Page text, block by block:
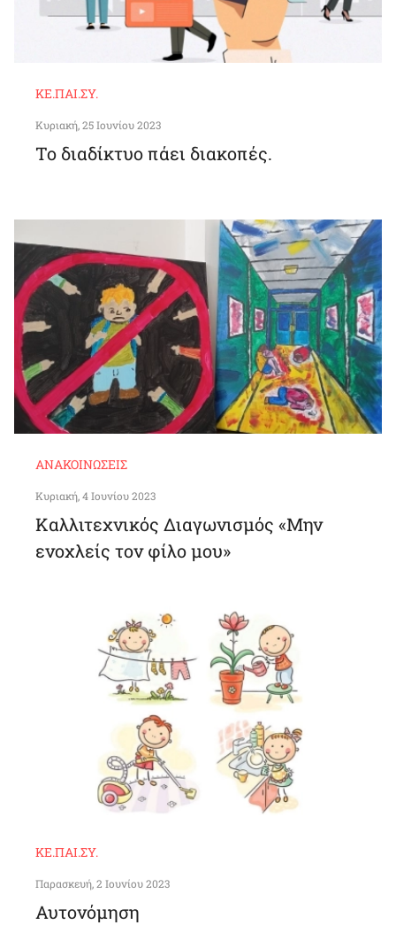
ΚΕ.ΠΑΙ.ΣΥ.
Κυριακή, 25 Ιουνίου 2023
Το διαδίκτυο πάει διακοπές.
ΑΝΑΚΟΙΝΏΣΕΙΣ
Κυριακή, 4 Ιουνίου 2023
Καλλιτεχνικός Διαγωνισμός «Μην
ενοχλείς τον φίλο μου»
ΚΕ.ΠΑΙ.ΣΥ.
Παρασκευή, 2 Ιουνίου 2023
Αυτονόμηση